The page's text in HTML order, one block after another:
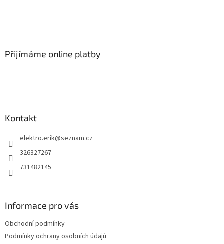
Přijímáme online platby
Kontakt
elektro.erik@seznam.cz
326327267
731482145
Informace pro vás
Obchodní podmínky
Podmínky ochrany osobních údajů